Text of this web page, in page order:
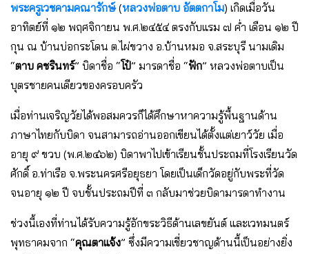
พระครูเวชคามคณารักษ์(หลวงพ่อตาบ อัตตกาโม) เกิดเมื่อวัน
อาทิตย์ที่ ๑๒ พฤศจิกายน พ.ศ.๒๔๕๔ ตรงกับแรม ๗ ค่ำ เดือน ๑๒ ปี
กุน ณ บ้านบ่อกระโดน ต.ไผ่ขวาง อ.บ้านหมอ จ.สระบุรี นามเดิม
“ตาบ คชรินทร์” บิดาชื่อ “โป๋” มารดาชื่อ “ฟัก” หลวงพ่อตาบเป็น
บุตรชายคนเดียวของครอบครัว
เมื่อท่านเจริญวัยได้พอสมควรก็ได้ศึกษาหาความรู้พื้นฐานด้าน
ภาษาไทยกับบิดา จนสามารถอ่านออกเขียนได้ตั้งแต่เยาว์วัย เมื่อ
อายุ ๙ ขวบ (พ.ศ.๒๔๖๒) บิดาพาไปเข้าเรียนชั้นประถมที่โรงเรียนวัด
ศักดิ์ อ.ท่าเรือ จ.พระนครศรีอยุธยา โดยเป็นเด็กวัดอยู่กับพระที่วัด
จนอายุ ๑๒ ปี จบชั้นประถมปีที่ ๓ กลับมาช่วยบิดามารดาทำงาน
ช่วงนี้เองที่ท่านได้รับความรู้อักขระวิธีด้านเลขยันต์ และเวทมนตร์
พุทธาคมจาก “คุณตาแจ้ง” ซึ่งมีความเชี่ยวชาญด้านนี้เป็นอย่างยิ่ง